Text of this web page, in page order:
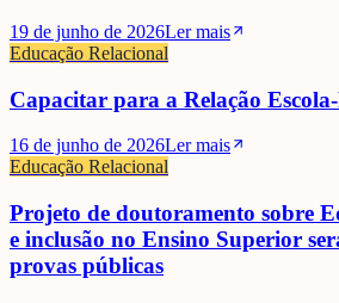
19 de junho de 2026Ler mais
Educação Relacional
Capacitar para a Relação
16 de junho de 2026Ler mais
Educação Relacional
Projeto de doutoramento sobre
e inclusão no Ensino Superior
provas públicas